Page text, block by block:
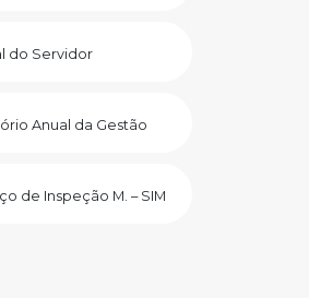
do Servidor
Anual da Gestão
de Inspeção M. – SIM